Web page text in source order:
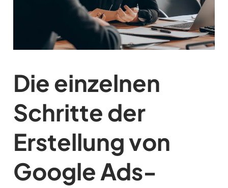
Die einzelnen
Schritte der
Erstellung von
Google Ads-